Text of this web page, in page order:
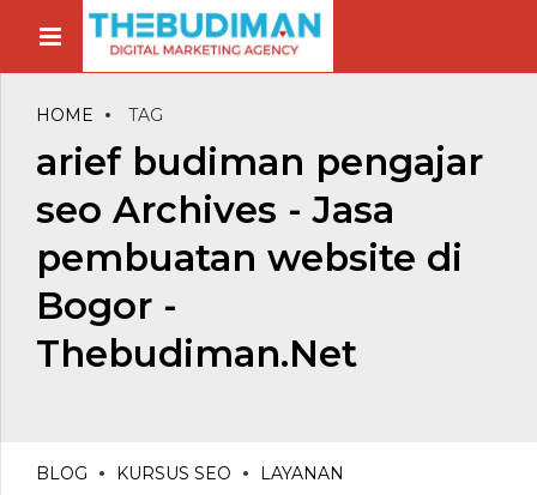
HOME TAG
arief budiman pengajar
seo Archives - Jasa
pembuatan website di
Bogor -
Thebudiman.Net
BLOG KURSUS SEO LAYANAN